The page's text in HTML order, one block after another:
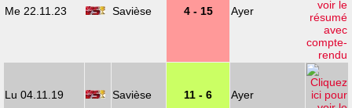
Me 22.11.23 Savièse 4 - 15 Ayer
Lu 04.11.19 Savièse 11 - 6 Ayer